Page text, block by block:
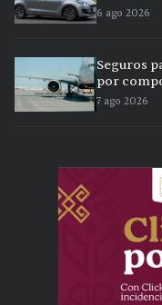
6 ago 2026
Seguros
por
7 ago 2026